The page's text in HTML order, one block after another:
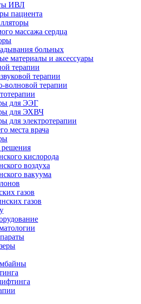
ИВЛ
пациента
массажа сердца
больных
материалы и аксессуары
терапии
терапии
волновой терапии
для ЭЭГ
для ЭХВЧ
для электротерапии
места врача
кислорода
воздуха
вакуума
газов
газов